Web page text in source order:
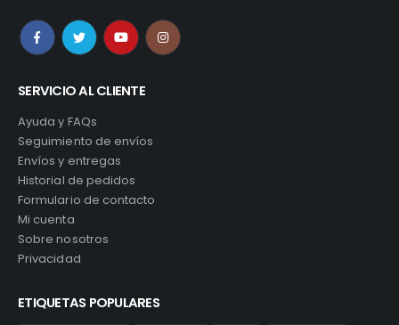
SERVICIO AL CLIENTE
Ayuda y FAQs
Seguimiento de envíos
Envíos y entregas
Historial de pedidos
Formulario de contacto
Mi cuenta
Sobre nosotros
Privacidad
ETIQUETAS POPULARES